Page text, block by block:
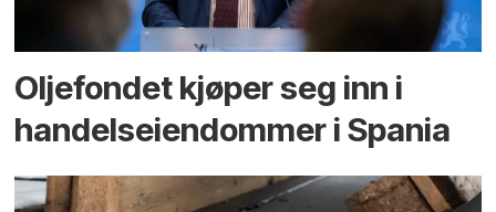
Oljefondet kjøper seg inn i
handels­eiendommer i Spania